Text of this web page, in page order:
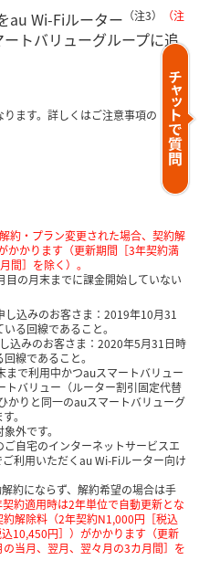
au Wi-Fiルーター （注3）
（注
トバリューグループに追
ます。詳しくはご注意事項の（注
約・プラン変更された場合、契約解
かかります（更新期間［3年契約満
間］を除く）。
の月末までに課金開始していない
込みのお客さま：2019年10月31
る回線であること。
込みのお客さま：2020年5月31日時
線であること。
まで利用中かつauスマートバリュー
トバリュー（ルーター割引固定代替
かりと同一のauスマートバリューグ
。
外です。
自宅のインターネットサービスエ
利用いただくau Wi-Fiルーター向け
約にならず、解約希望の場合は手
約適用時は2年単位で自動更新とな
解除料（2年契約N1,000円［税込
10,450円］）がかかります（更新
当月、翌月、翌々月の3カ月間］を